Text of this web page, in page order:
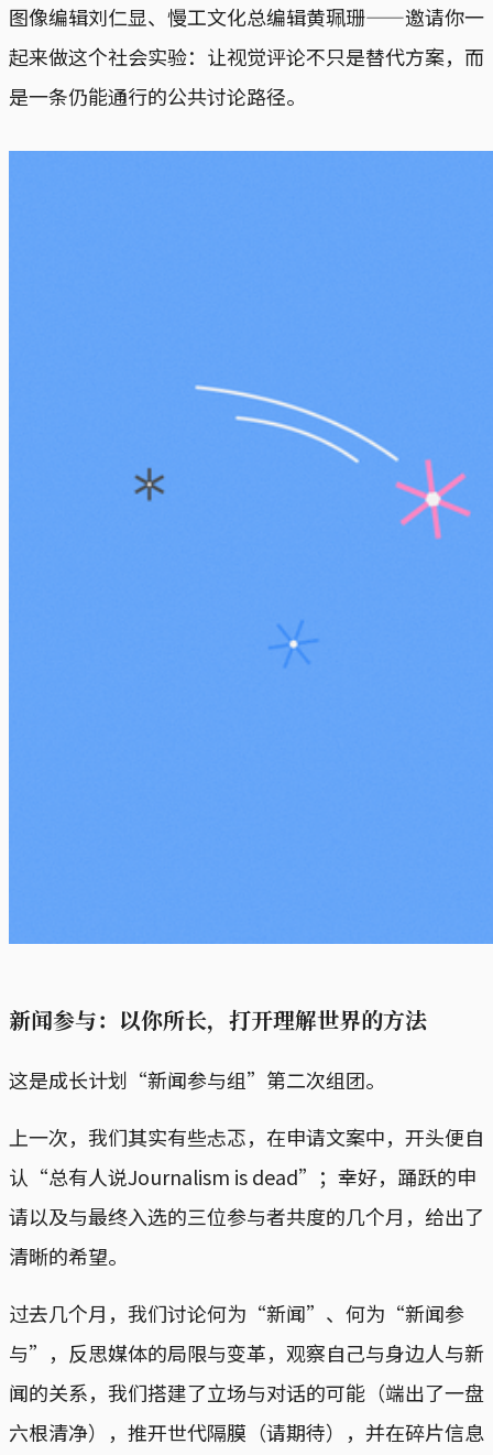
图像编辑刘仁显、慢工文化总编辑黄珮珊——邀请你一
起来做这个社会实验：让视觉评论不只是替代方案，而
是一条仍能通行的公共讨论路径。
新闻参与：以你所长，打开理解世界的方法
这是成长计划“新闻参与组”第二次组团。
上一次，我们其实有些忐忑，在申请文案中，开头便自
认“总有人说Journalism is dead”；幸好，踊跃的申
请以及与最终入选的三位参与者共度的几个月，给出了
清晰的希望。
过去几个月，我们讨论何为“新闻”、何为“新闻参
与”，反思媒体的局限与变革，观察自己与身边人与新
闻的关系，我们搭建了立场与对话的可能（端出了一盘
六根清净），推开世代隔膜（请期待），并在碎片信息